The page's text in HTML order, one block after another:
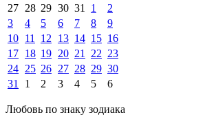
27 28 29 30 31 1
2
3
4 5 6 7 8
9
10 11 12 13 14 15 16
17 18 19 20 21 22 23
24 25 26 27 28 29 30
31
1 2 3 4 5 6
Любовь по знаку зодиака